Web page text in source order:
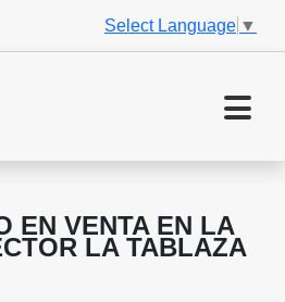
Select Language ▼
EN VENTA EN LA
LA TABLAZA